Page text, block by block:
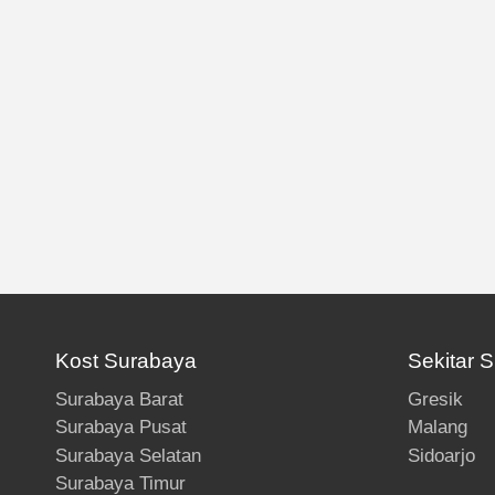
Kost Surabaya
Surabaya Barat
Surabaya Pusat
Surabaya Selatan
Surabaya Timur
Sekitar
Gresik
Malang
Sidoarjo